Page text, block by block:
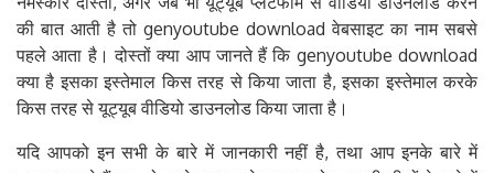
की बात आती है तो genyoutube download वेबसाइट का नाम सबसे
पहले आता है। दोस्तों क्या आप जानते हैं कि genyoutube download
क्या है इसका इस्तेमाल किस तरह से किया जाता है, इसका इस्तेमाल करके
किस तरह से यूट्यूब वीडियो डाउनलोड किया जाता है।
यदि आपको इन सभी के बारे में जानकारी नहीं है, तथा आप इनके बारे में
जानना चाहते हैं, इस पोस्ट के माध्यम से हम आपको इन सभी चीजों के बारे में